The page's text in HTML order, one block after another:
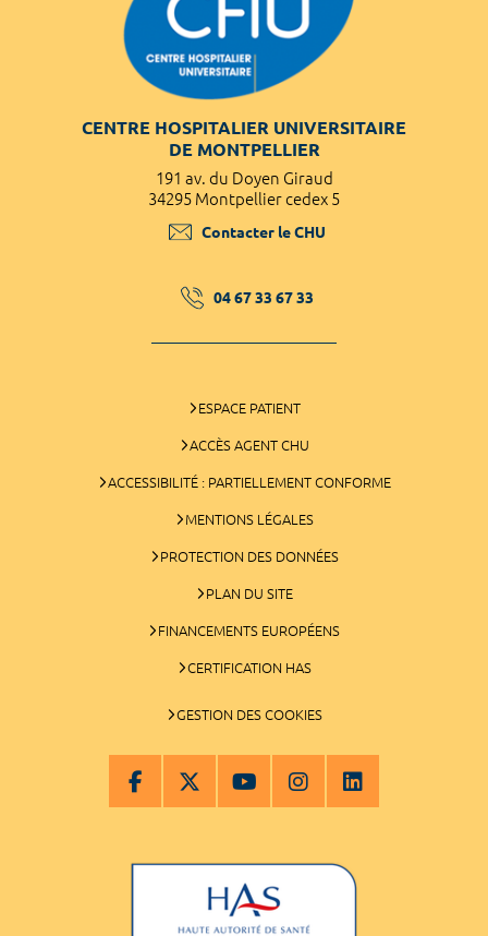
CENTRE HOSPITALIER UNIVERSITAIRE
DE MONTPELLIER
191 av. du Doyen Giraud
34295 Montpellier cedex 5
Contacter le CHU
04 67 33 67 33
ESPACE PATIENT
ACCÈS AGENT CHU
ACCESSIBILITÉ : PARTIELLEMENT CONFORME
MENTIONS LÉGALES
PROTECTION DES DONNÉES
PLAN DU SITE
FINANCEMENTS EUROPÉENS
CERTIFICATION HAS
GESTION DES COOKIES